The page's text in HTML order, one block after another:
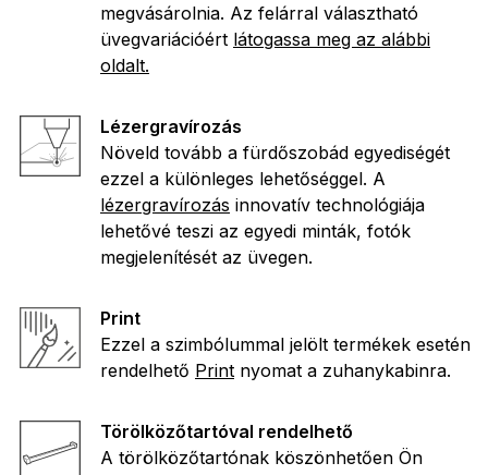
megvásárolnia. Az felárral választható
üvegvariációért látogassa meg az alábbi
oldalt.
Lézergravírozás
Növeld tovább a fürdőszobád egyediségét
ezzel a különleges lehetőséggel. A
lézergravírozás innovatív technológiája
lehetővé teszi az egyedi minták, fotók
megjelenítését az üvegen.
Print
Ezzel a szimbólummal jelölt termékek esetén
rendelhető Print nyomat a zuhanykabinra.
Törölközőtartóval rendelhető
A törölközőtartónak köszönhetően Ön